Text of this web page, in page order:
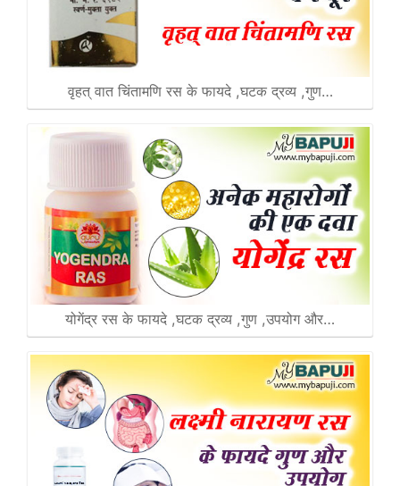
वृहत् वात चिंतामणि रस के फायदे ,घटक द्रव्य ,गुण…
योगेंद्र रस के फायदे ,घटक द्रव्य ,गुण ,उपयोग और…